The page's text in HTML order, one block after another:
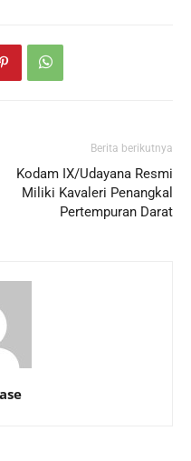
Berita berikutnya
Kodam IX/Udayana Resmi
Miliki Kavaleri Penangkal
Pertempuran Darat